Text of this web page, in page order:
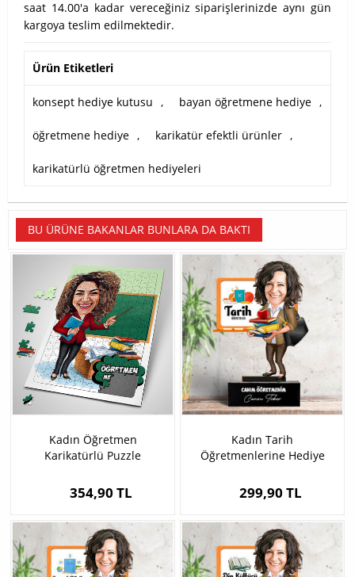
saat 14.00'a kadar vereceğiniz siparişlerinizde aynı gün
kargoya teslim edilmektedir.
Ürün Etiketleri
konsept hediye kutusu , bayan öğretmene hediye ,
öğretmene hediye , karikatür efektli ürünler ,
karikatürlü öğretmen hediyeleri
BU ÜRÜNE BAKANLAR BUNLARA DA BAKTI
Kadın Öğretmen
Karikatürlü Puzzle
354,90 TL
Kadın Tarih
Öğretmenlerine Hediye
299,90 TL